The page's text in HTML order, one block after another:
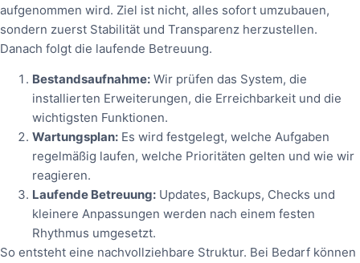
aufgenommen wird. Ziel ist nicht, alles sofort umzubauen,
sondern zuerst Stabilität und Transparenz herzustellen.
Danach folgt die laufende Betreuung.
Bestandsaufnahme: Wir prüfen das System, die
installierten Erweiterungen, die Erreichbarkeit und die
wichtigsten Funktionen.
Wartungsplan: Es wird festgelegt, welche Aufgaben
regelmäßig laufen, welche Prioritäten gelten und wie wir
reagieren.
Laufende Betreuung: Updates, Backups, Checks und
kleinere Anpassungen werden nach einem festen
Rhythmus umgesetzt.
So entsteht eine nachvollziehbare Struktur. Bei Bedarf können